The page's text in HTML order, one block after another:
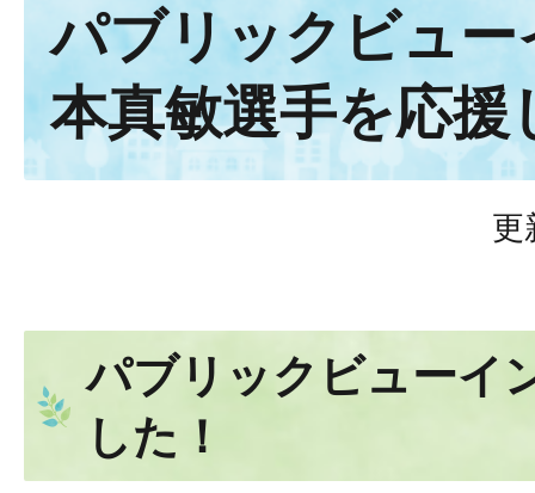
パブリックビュ
本真敏選手を応援
更
パブリックビューイ
した！